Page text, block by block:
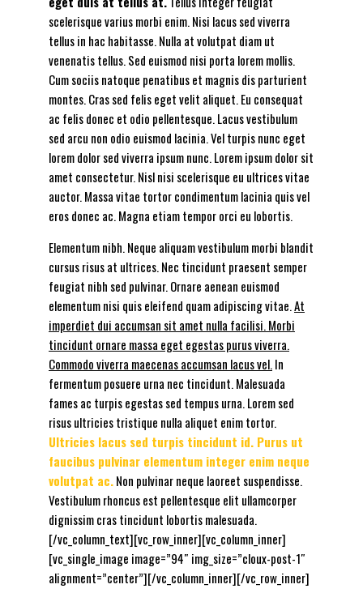
scelerisque varius morbi enim. Nisi lacus sed viverra
tellus in hac habitasse. Nulla at volutpat diam ut
venenatis tellus. Sed euismod nisi porta lorem mollis.
Cum sociis natoque penatibus et magnis dis parturient
montes. Cras sed felis eget velit aliquet. Eu consequat
ac felis donec et odio pellentesque. Lacus vestibulum
sed arcu non odio euismod lacinia. Vel turpis nunc eget
lorem dolor sed viverra ipsum nunc. Lorem ipsum dolor sit
amet consectetur. Nisl nisi scelerisque eu ultrices vitae
auctor. Massa vitae tortor condimentum lacinia quis vel
eros donec ac. Magna etiam tempor orci eu lobortis.
Elementum nibh. Neque aliquam vestibulum morbi blandit
cursus risus at ultrices. Nec tincidunt praesent semper
feugiat nibh sed pulvinar. Ornare aenean euismod
elementum nisi quis eleifend quam adipiscing vitae.At
imperdiet dui accumsan sit amet nulla facilisi. Morbi
tincidunt ornare massa eget egestas purus viverra.
Commodo viverra maecenas accumsan lacus vel.In
fermentum posuere urna nec tincidunt. Malesuada
fames ac turpis egestas sed tempus urna. Lorem sed
risus ultricies tristique nulla aliquet enim tortor.
Ultricies lacus sed turpis tincidunt id. Purus ut
faucibus pulvinar elementum integer enim neque
volutpat ac.Non pulvinar neque laoreet suspendisse.
Vestibulum rhoncus est pellentesque elit ullamcorper
dignissim cras tincidunt lobortis malesuada.
[/vc_column_text][vc_row_inner][vc_column_inner]
[vc_single_image image=”94″ img_size=”cloux-post-1″
alignment=”center”][/vc_column_inner][/vc_row_inner]